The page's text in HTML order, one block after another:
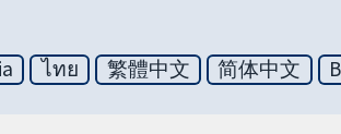
ไทย 繁體中文 简体中文